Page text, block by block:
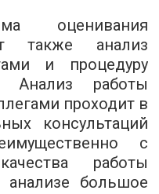
оценивания
также анализ
и процедуру
Анализ работы
проходит в
консультаций
с
работы
большое